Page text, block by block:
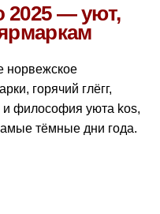
2025 — уют,
норвежское
горячий глёгг,
и философия уюта kos,
тёмные дни года.